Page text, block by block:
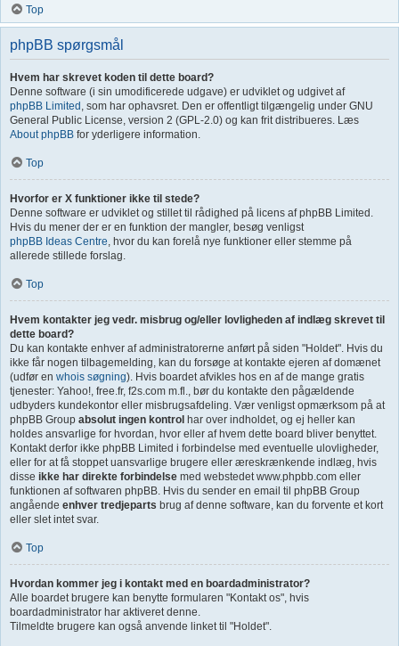
Top
phpBB spørgsmål
Hvem har skrevet koden til dette board?
Denne software (i sin umodificerede udgave) er udviklet og udgivet af
phpBB Limited , som har ophavsret. Den er offentligt tilgængelig under GNU
General Public License, version 2 (GPL-2.0) og kan frit distribueres. Læs
About phpBB for yderligere information.
Top
Hvorfor er X funktioner ikke til stede?
Denne software er udviklet og stillet til rådighed på licens af phpBB Limited.
Hvis du mener der er en funktion der mangler, besøg venligst
phpBB Ideas Centre, hvor du kan forelå nye funktioner eller stemme på
allerede stillede forslag.
Top
Hvem kontakter jeg vedr. misbrug og/eller lovligheden af indlæg skrevet til
dette board?
Du kan kontakte enhver af administratorerne anført på siden "Holdet". Hvis du
ikke får nogen tilbagemelding, kan du forsøge at kontakte ejeren af domænet
(udfør en whois søgning). Hvis boardet afvikles hos en af de mange gratis
tjenester: Yahoo!, free.fr, f2s.com m.fl., bør du kontakte den pågældende
udbyders kundekontor eller misbrugsafdeling. Vær venligst opmærksom på at
phpBB Group absolut ingen kontrol har over indholdet, og ej heller kan
holdes ansvarlige for hvordan, hvor eller af hvem dette board bliver benyttet.
Kontakt derfor ikke phpBB Limited i forbindelse med eventuelle ulovligheder,
eller for at få stoppet uansvarlige brugere eller æreskrænkende indlæg, hvis
disse ikke har direkte forbindelse med webstedet www.phpbb.com eller
funktionen af softwaren phpBB. Hvis du sender en email til phpBB Group
angående enhver tredjeparts brug af denne software, kan du forvente et kort
eller slet intet svar.
Top
Hvordan kommer jeg i kontakt med en boardadministrator?
Alle boardet brugere kan benytte formularen "Kontakt os", hvis
boardadministrator har aktiveret denne.
Tilmeldte brugere kan også anvende linket til "Holdet".